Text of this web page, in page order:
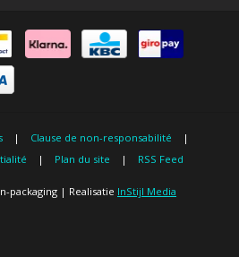
| Clause de non-responsabilité
|
| Plan du site | RSS Feed
packaging | Realisatie InStijl Media